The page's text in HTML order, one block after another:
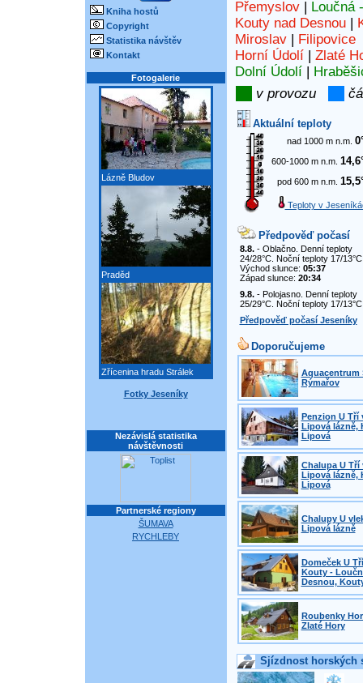
Kniha hostů
Copyright
Statistika návštěv
Kontakt
Fotogalerie
Lázně Bludov
Praděd
Zřícenina hradu Strálek
Fotky Jeseníky
Nezávislá statistika
návštěvnosti
Partnerské regiony
ŠUMAVA
RYCHLEBY
Přemyslov| Loučná
Kouty nad Desnou|
Miroslav| Filipovice
Horní Údolí| Zlaté
Dolní Údolí|
v provozu
Aktuální teploty
nad 1000 m n.m.
600-1000 m n.m.
pod 600 m n.m.
Teploty v
Předpověď počasí
8.8.- Oblačno. Denní teploty
24/28°C. Noční teploty 17/
Východ slunce: 05:37
Západ slunce: 20:34
9.8.- Polojasno. Denní teploty
25/29°C. Noční teploty 17/
Předpověď počasí Jeseníky
Doporučujeme
Aquacentrum
Rýmařov
Penzion U Tří
Lipová lázně,
Lipová
Chalupa U Tří
Lipová lázně,
Lipová
Chalupy U
Lipová lázně
Domeček U
Kouty -
Desnou,
Roubenky
Zlaté Hory
Sjízdnost horských